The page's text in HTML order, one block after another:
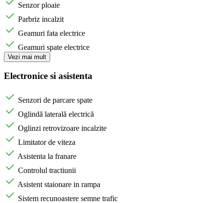
Senzor ploaie
Parbriz incalzit
Geamuri fata electrice
Geamuri spate electrice
Vezi mai mult
Electronice si asistenta
Senzori de parcare spate
Oglindă laterală electrică
Oglinzi retrovizoare incalzite
Limitator de viteza
Asistenta la franare
Controlul tractiunii
Asistent staionare in rampa
Sistem recunoastere semne trafic